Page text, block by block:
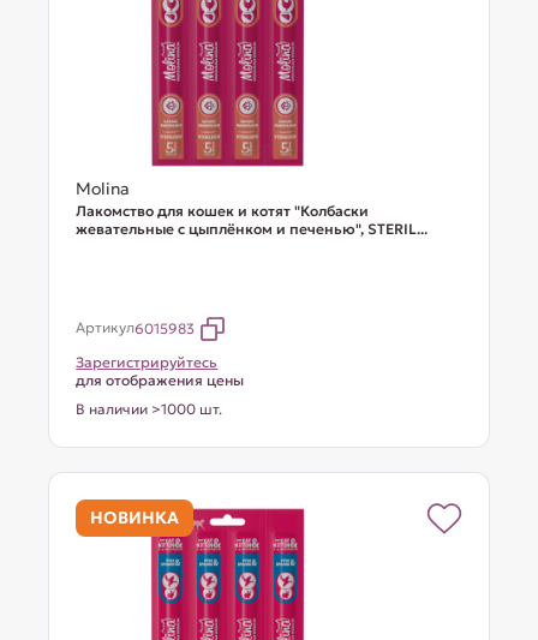
Molina
Лакомство для кошек и котят "Колбаски
жевательные с цыплёнком и печенью", STERIL...
Артикул6015983
Зарегистрируйтесь
для отображения цены
В наличии >1000 шт.
НОВИНКА